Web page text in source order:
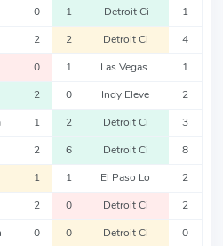
0 1 Detroit Ci 1
2 2 Detroit Ci 4
0 1 Las Vegas 1
2 0 Indy Eleve 2
1 2 Detroit Ci 3
2 6 Detroit Ci 8
1 1 El Paso Lo 2
2 0 Detroit Ci 2
0 0 Detroit Ci 0